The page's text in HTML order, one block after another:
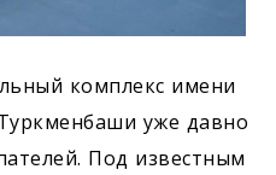
комплекс имени
уже давно
Под известным